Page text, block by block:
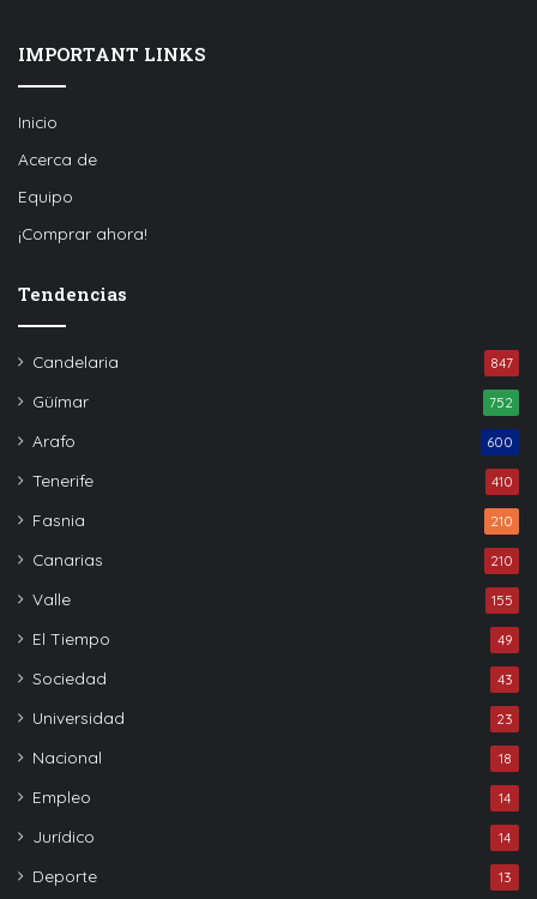
IMPORTANT LINKS
Inicio
Acerca de
Equipo
¡Comprar ahora!
Tendencias
Candelaria 847
Güímar 752
Arafo 600
Tenerife 410
Fasnia 210
Canarias 210
Valle 155
El Tiempo 49
Sociedad 43
Universidad 23
Nacional 18
Empleo 14
Jurídico 14
Deporte 13